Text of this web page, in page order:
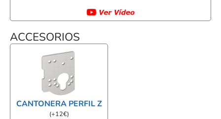
ACCESORIOS
CANTONERA PERFIL Z
(+12€)